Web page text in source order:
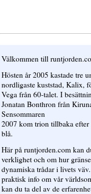
Välkommen till
Hösten år 2005 kastade tre
nordligaste kuststad, Kalix,
Vega från 60-talet. I
Jonatan Bonthron från
Sensommaren
2007 kom trion tillbaka efter
blå.
Här på runtjorden.com kan
verklighet och om hur
dynamiska trådar i livets
praktisk info om vår
kan du ta del av de